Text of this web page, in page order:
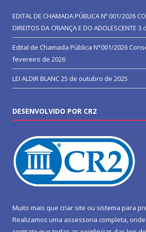
EDITAL DE CHAMADA PÚBLICA Nº 001/2026
DIREITOS DA CRIANÇA E DO ADOLESCENTE 3
Edital de Chamada Pública N°001/2026
fevereiro de 2026
LEI ALDIR BLANC25 de outubro de 2025
DESENVOLVIDO POR CR2
Muito mais que criar site ou sistema para
Realizamos uma assessoria completa,